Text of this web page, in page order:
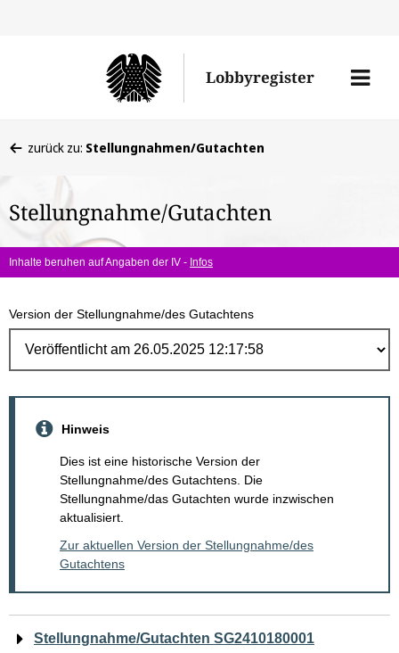
Lobbyregister
Menü
befinden
hier:
zurück zu: Stellungnahmen/Gutachten
Stellungnahme/Gutachten
Inhalte beruhen auf Angaben der IV - Infos
Version der Stellungnahme/des Gutachtens
Hinweis
Dies ist eine historische Version der
Stellungnahme/des Gutachtens. Die
Stellungnahme/das Gutachten wurde inzwischen
aktualisiert.
Zur aktuellen Version der Stellungnahme/des
Gutachtens
Navigation
Stellungnahme/Gutachten SG2410180001